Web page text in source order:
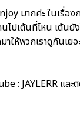
มากค่ะ ในเรื่อ
นไปเต้นที่ไหน เต้
ห้พวกเราดูกันเยอ
: JAYLERR และ